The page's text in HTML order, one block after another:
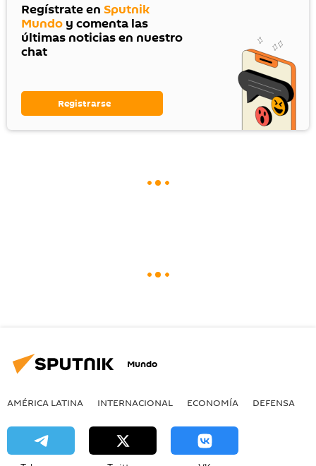
Regístrate en Sputnik
Mundo y comenta las
últimas noticias en nuestro
chat
Registrarse
Mundo
AMÉRICA LATINA INTERNACIONAL ECONOMÍA DEFENSA